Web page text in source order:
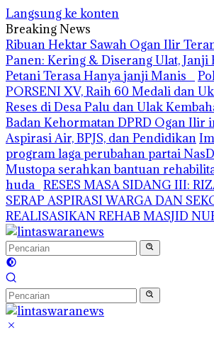
Langsung ke konten
Breaking News
Ribuan Hektar Sawah Ogan Ilir
Panen: Kering & Diserang Ulat, Janji
Petani Terasa Hanya janji Manis
PORSENI XV, Raih 60 Medali dan
Reses di Desa Palu dan Ulak
Badan Kehormatan DPRD Ogan Ilir
Aspirasi Air, BPJS, dan Pendidikan
program laga perubahan partai
Mustopa serahkan bantuan
huda RESES MASA SIDANG III:
SERAP ASPIRASI WARGA DAN
REALISASIKAN REHAB MASJID